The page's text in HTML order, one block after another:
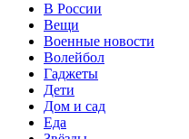
В России
Вещи
Военные новости
Волейбол
Гаджеты
Дети
Дом и сад
Еда